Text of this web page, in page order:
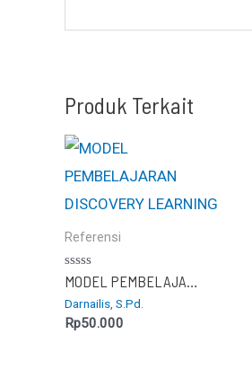
Produk Terkait
Referensi
Dinilai
0
dari
5
MODEL PEMBELAJARAN DISCOVERY LEARNING
Darnailis, S.Pd.
Rp50.000